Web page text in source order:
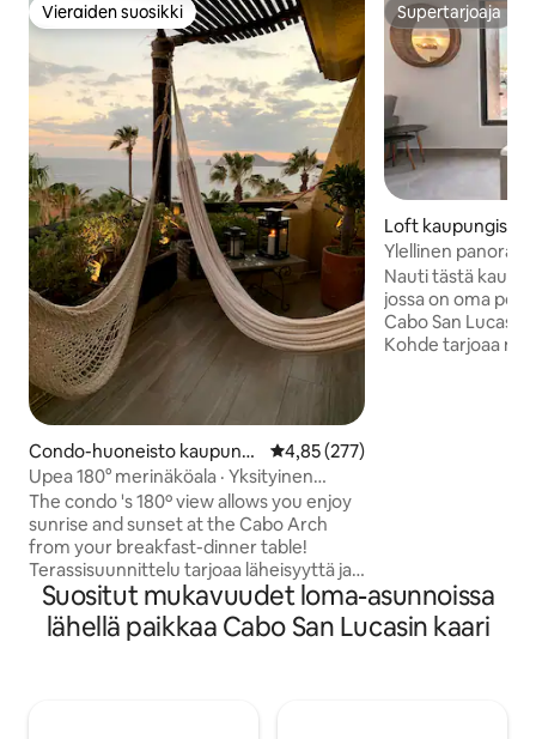
Vieraiden suosikki
Vieraiden suosikki
Condo-huoneisto kaupungi
ssa Cabo San Lucas
Keskimääräinen arvio 4,85/5,
4,85 (277)
Upea 180° merinäköala · Yksityinen
terassi ja ranta
The condo 's 180º view allows you enjoy
sunrise and sunset at the Cabo Arch
from your breakfast-dinner table!
Terassisuunnittelu tarjoaa läheisyyttä ja
pakopaikkaa. Ihanteellinen romanttiseen
majoittumiseen, kotitoimisto, josta on
paratiisinäkymät, grilli-illalliset
Supertarjoaja
Supertarjoaja
Loft kaupungissa
Lucas
Ylellinen
poreallas | Marina
Nauti tästä
jossa on oma
Cabo San
Kohde tarjoaa
venesatamaan.
Suositut mukavuudet loma-asunnoissa
lähellä paikkaa Cabo San Lucasin kaari